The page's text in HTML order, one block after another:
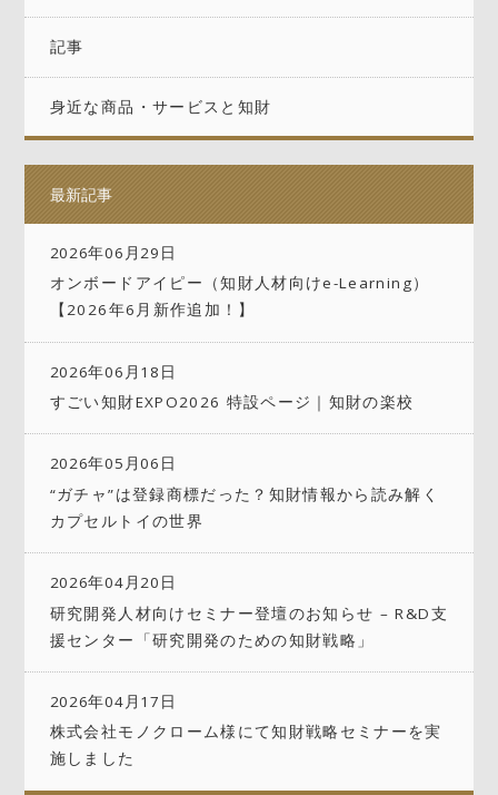
記事
身近な商品・サービスと知財
最新記事
2026年06月29日
オンボードアイピー（知財人材向けe-Learning）
【2026年6月新作追加！】
2026年06月18日
すごい知財EXPO2026 特設ページ｜知財の楽校
2026年05月06日
“ガチャ”は登録商標だった？知財情報から読み解く
カプセルトイの世界
2026年04月20日
研究開発人材向けセミナー登壇のお知らせ – R&D支
援センター「研究開発のための知財戦略」
2026年04月17日
株式会社モノクローム様にて知財戦略セミナーを実
施しました